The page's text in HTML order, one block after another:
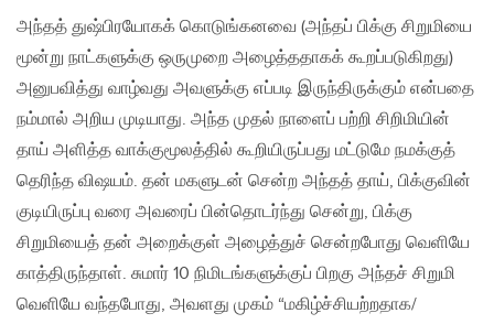
அந்தத் துஷ்பிரயோகக் கொடுங்கனவை (அந்தப் பிக்கு சிறுமியை
மூன்று நாட்களுக்கு ஒருமுறை அழைத்ததாகக் கூறப்படுகிறது)
அனுபவித்து வாழ்வது அவளுக்கு எப்படி இருந்திருக்கும் என்பதை
நம்மால் அறிய முடியாது. அந்த முதல் நாளைப் பற்றி சிறிமியின்
தாய் அளித்த வாக்குமூலத்தில் கூறியிருப்பது மட்டுமே நமக்குத்
தெரிந்த விஷயம். தன் மகளுடன் சென்ற அந்தத் தாய், பிக்குவின்
குடியிருப்பு வரை அவரைப் பின்தொடர்ந்து சென்று, பிக்கு
சிறுமியைத் தன் அறைக்குள் அழைத்துச் சென்றபோது வெளியே
காத்திருந்தாள். சுமார் 10 நிமிடங்களுக்குப் பிறகு அந்தச் சிறுமி
வெளியே வந்தபோது, அவளது முகம் “மகிழ்ச்சியற்றதாக/